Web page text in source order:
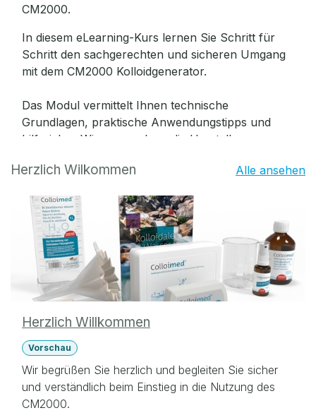
CM2000.
In diesem eLearning-Kurs lernen Sie Schritt für
Schritt den sachgerechten und sicheren Umgang
mit dem CM2000 Kolloidgenerator.
Das Modul vermittelt Ihnen technische
Grundlagen, praktische Anwendungstipps und
hilfreiches Wissen rund um die Herstellung
Wissenstests zur Selbstkontrolle.
Herzlich Wilkommen Alle ansehen
Herzlich Willkommen
Vorschau
Wir begrüßen Sie herzlich und begleiten Sie sicher
und verständlich beim Einstieg in die Nutzung des
CM2000.